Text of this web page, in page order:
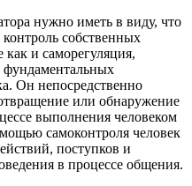
нужно иметь в виду, что
собственных
и саморегуляция,
фундаментальных
Он непосредственно
или обнаружение
выполнения человеком
самоконтроля человек
поступков и
в процессе общения.